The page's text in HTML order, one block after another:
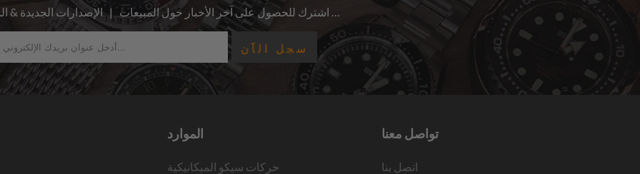
الموارد
حركات سيكو الميكانيكية
تواصل معنا
اتصل بنا